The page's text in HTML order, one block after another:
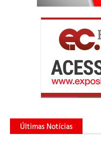
Últimas Notícias